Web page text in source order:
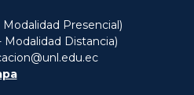
Modalidad Presencial)
Modalidad Distancia)